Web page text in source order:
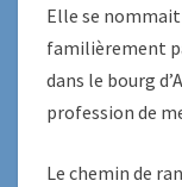
Elle se
familièrement
dans le bourg
profession de
Le chemin de